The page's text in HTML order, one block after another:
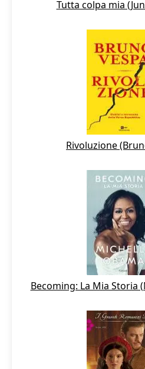
Tutta colpa mia
Rivoluzione
Becoming: La Mia Storia